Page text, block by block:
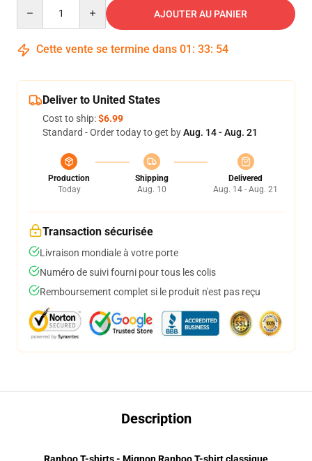
AJOUTER AU PANIER
Cette vente se termine dans 01 : 33: 53
Deliver to United States
Cost to ship:$6.99
Standard - Order today to get byAug. 14 - Aug. 21
Production
Today
Shipping
Aug. 10
Delivered
Aug. 14 - Aug. 21
Transaction sécurisée
Livraison mondiale à votre porte
Numéro de suivi fourni pour tous les colis
Remboursement complet si le produit n'est pas reçu
Description